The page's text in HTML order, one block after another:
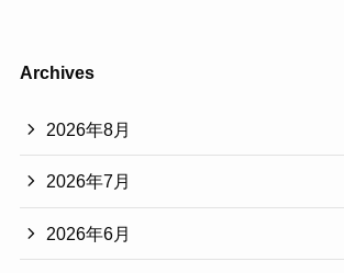
Archives
2026年8月
2026年7月
2026年6月